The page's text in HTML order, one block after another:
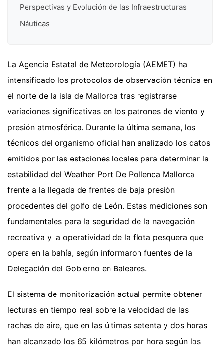
Perspectivas y Evolución de las Infraestructuras
Náuticas
La Agencia Estatal de Meteorología (AEMET) ha
intensificado los protocolos de observación técnica en
el norte de la isla de Mallorca tras registrarse
variaciones significativas en los patrones de viento y
presión atmosférica. Durante la última semana, los
técnicos del organismo oficial han analizado los datos
emitidos por las estaciones locales para determinar la
estabilidad del Weather Port De Pollenca Mallorca
frente a la llegada de frentes de baja presión
procedentes del golfo de León. Estas mediciones son
fundamentales para la seguridad de la navegación
recreativa y la operatividad de la flota pesquera que
opera en la bahía, según informaron fuentes de la
Delegación del Gobierno en Baleares.
El sistema de monitorización actual permite obtener
lecturas en tiempo real sobre la velocidad de las
rachas de aire, que en las últimas setenta y dos horas
han alcanzado los 65 kilómetros por hora según los